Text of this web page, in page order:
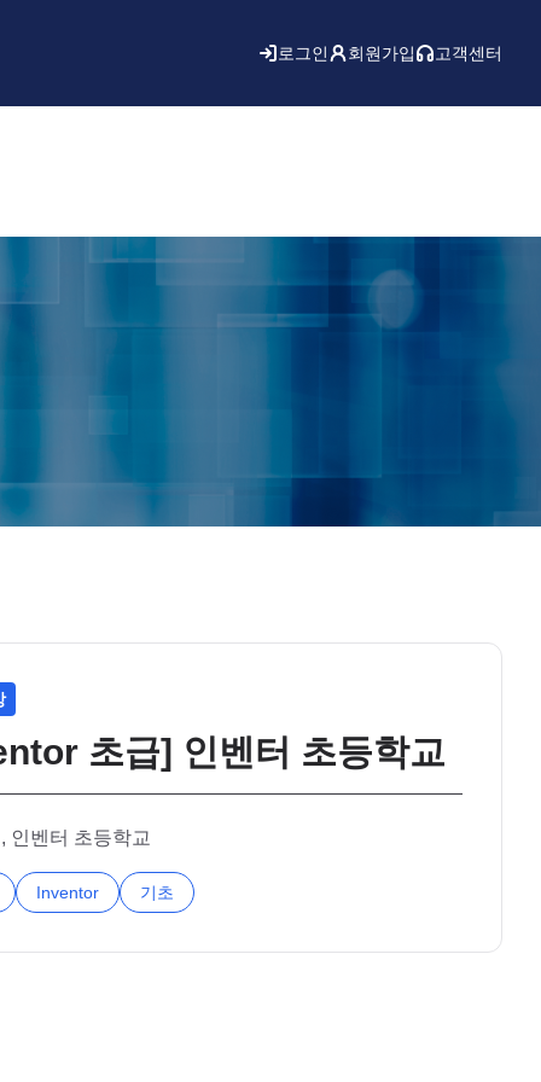
로그인 회원가입 고객센터
초급] 인벤터 초등학교
인벤터 초등학교
Inventor 기초